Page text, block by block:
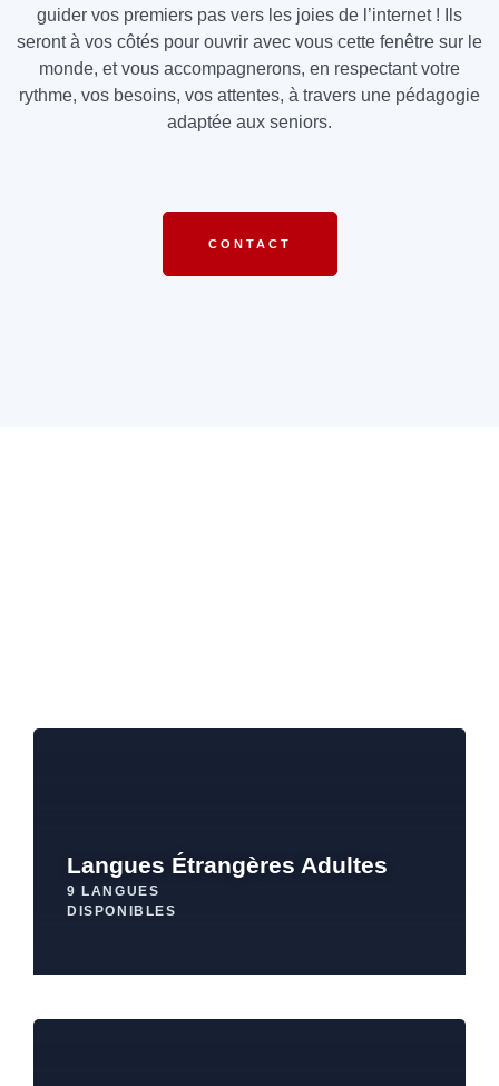
guider vos premiers pas vers les joies de l’internet ! Ils
seront à vos côtés pour ouvrir avec vous cette fenêtre sur le
monde, et vous accompagnerons, en respectant votre
rythme, vos besoins, vos attentes, à travers une pédagogie
adaptée aux seniors.
CONTACT
Langues Étrangères Adultes
9 LANGUES
DISPONIBLES